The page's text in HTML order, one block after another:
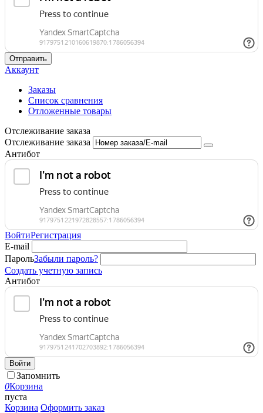
Отправить
Аккаунт
Заказы
Список сравнения
Отложенные товары
Отслеживание заказа
Отслеживание заказа
Антибот
ВойтиРегистрация
E-mail
ПарольЗабыли пароль?
Создать учетную запись
Антибот
Войти
Запомнить
0Корзина
пуста
Корзина Оформить заказ